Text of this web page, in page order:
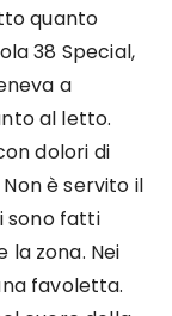
quanto
38 Special,
a
al letto.
dolori di
è servito il
sono fatti
zona. Nei
favoletta.